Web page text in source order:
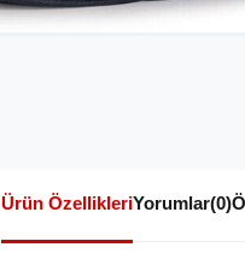
Ürün ÖzellikleriYorumlar(0)